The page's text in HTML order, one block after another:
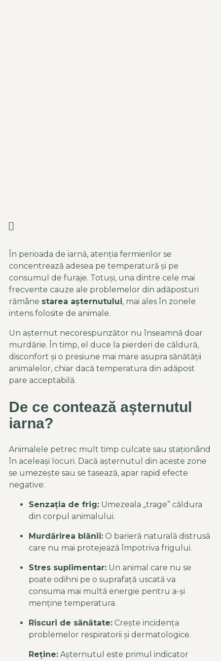
În perioada de iarnă, atenția fermierilor se
concentrează adesea pe temperatură și pe
consumul de furaje. Totuși, una dintre cele mai
frecvente cauze ale problemelor din adăposturi
rămâne starea așternutului, mai ales în zonele
intens folosite de animale.
Un așternut necorespunzător nu înseamnă doar
murdărie. În timp, el duce la pierderi de căldură,
disconfort și o presiune mai mare asupra sănătății
animalelor, chiar dacă temperatura din adăpost
pare acceptabilă.
De ce contează așternutul
iarna?
Animalele petrec mult timp culcate sau staționând
în aceleași locuri. Dacă așternutul din aceste zone
se umezește sau se tasează, apar rapid efecte
negative:
Senzația de frig: Umezeala „trage” căldura
din corpul animalului.
Murdărirea blănii: O barieră naturală distrusă
care nu mai protejează împotriva frigului.
Stres suplimentar: Un animal care nu se
poate odihni pe o suprafață uscată va
consuma mai multă energie pentru a-și
menține temperatura.
Riscuri de sănătate: Crește incidența
problemelor respiratorii și dermatologice.
Reține: Așternutul este primul indicator